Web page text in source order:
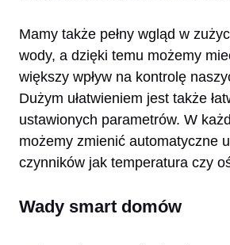
Mamy także pełny wgląd w
wody, a dzięki temu możemy
większy wpływ na kontrolę
Dużym ułatwieniem jest także
ustawionych parametrów. W
możemy zmienić automatyczne
czynników jak temperatura czy
Wady smart domów